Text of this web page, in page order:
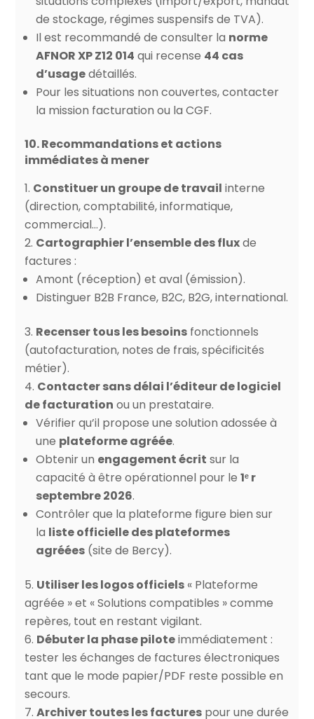
de stockage, régimes suspensifs de TVA).
Il est recommandé de consulter la norme
AFNOR XP Z12 014 qui recense 44 cas
d’usagedétaillés.
Pour les situations non couvertes, contacter
la mission facturation ou la CGF.
10. Recommandations et actions
immédiates à mener
Constituer un groupe de travail interne
(direction, comptabilité, informatique,
commercial…).
Cartographier l’ensemble des fluxde
factures :
Amont (réception) et aval (émission).
Distinguer B2B France, B2C, B2G, international.
Recenser tous les besoinsfonctionnels
(autofacturation, notes de frais, spécificités
métier).
Contacter sans délai l’éditeur de logiciel
de facturation ou un prestataire.
Vérifier qu’il propose une solution adossée à
une plateforme agréée.
Obtenir un engagement écrit sur la
capacité à être opérationnel pour le 1ᵉ r
septembre 2026.
Contrôler que la plateforme figure bien sur
la liste officielle des plateformes
agréées(site de Bercy).
Utiliser les logos officiels« Plateforme
agréée » et « Solutions compatibles » comme
repères, tout en restant vigilant.
Débuter la phase piloteimmédiatement :
tester les échanges de factures électroniques
tant que le mode papier/PDF reste possible en
secours.
Archiver toutes les facturespour une durée